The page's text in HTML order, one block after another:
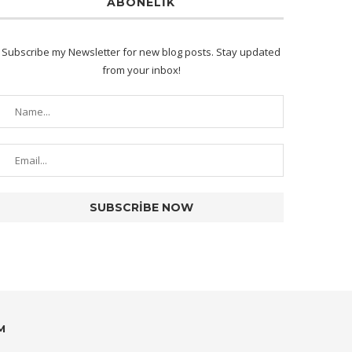
Subscribe my Newsletter for new blog posts. Stay updated
from your inbox!